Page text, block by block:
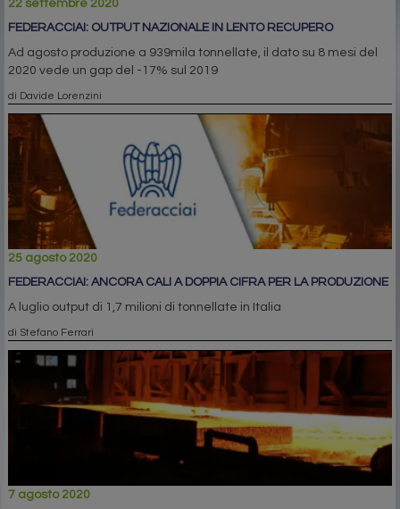
22 settembre 2020
FEDERACCIAI: OUTPUT NAZIONALE IN LENTO RECUPERO
Ad agosto produzione a 939mila tonnellate, il dato su 8 mesi del
2020 vede un gap del -17% sul 2019
di Davide Lorenzini
25 agosto 2020
FEDERACCIAI: ANCORA CALI A DOPPIA CIFRA PER LA PRODUZIONE
A luglio output di 1,7 milioni di tonnellate in Italia
di Stefano Ferrari
7 agosto 2020